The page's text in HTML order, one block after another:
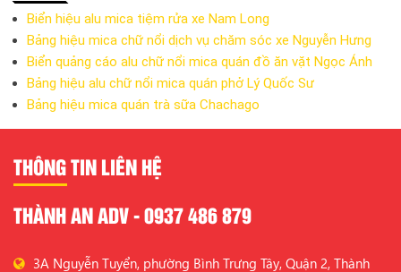
Biển hiệu alu mica tiệm rửa xe Nam Long
Bảng hiệu mica chữ nổi dịch vụ chăm sóc xe Nguyễn Hưng
Biển quảng cáo alu chữ nổi mica quán đồ ăn vặt Ngọc Ánh
Bảng hiệu alu chữ nổi mica quán phở Lý Quốc Sư
Bảng hiệu mica quán trà sữa Chachago
THÔNG TIN LIÊN HỆ
THÀNH AN ADV - 0937 486 879
3A Nguyễn Tuyển, phường Bình Trưng Tây, Quận 2, Thành